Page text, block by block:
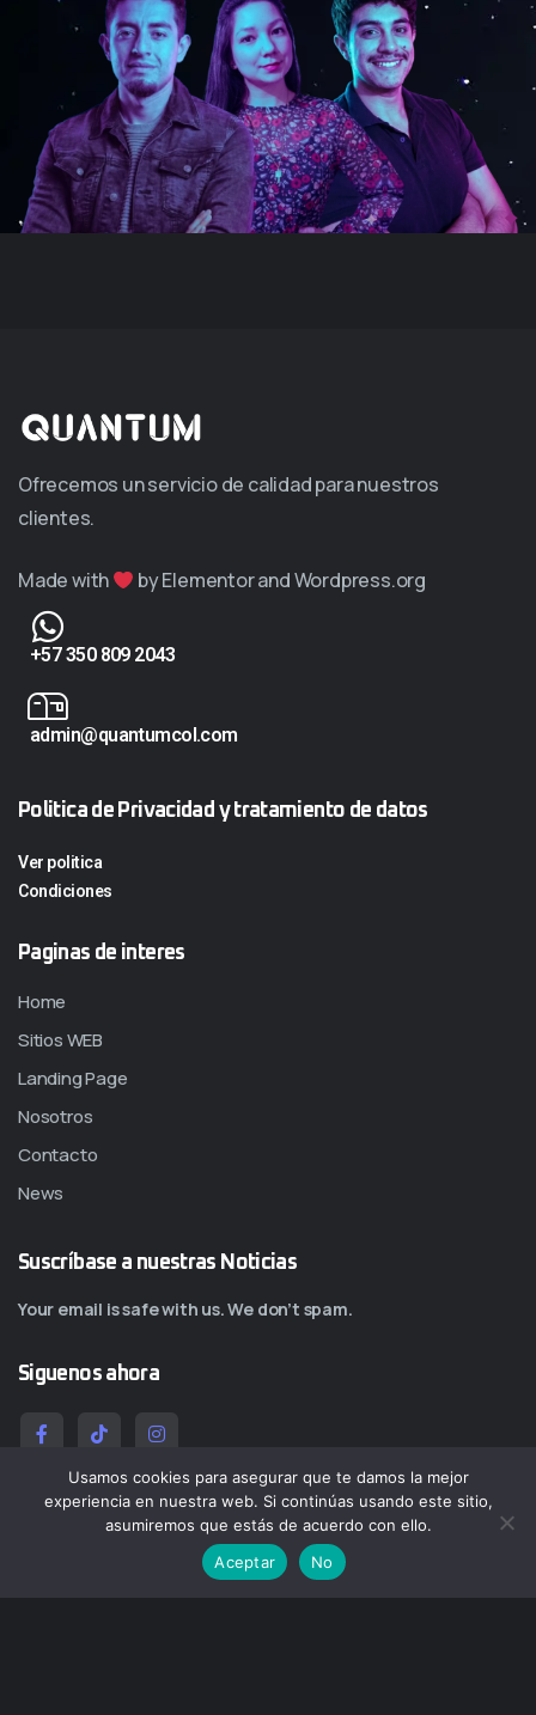
Ofrecemos un servicio de calidad para nuestros
clientes.
Made with by Elementor and Wordpress.org
+57 350 809 2043
admin@quantumcol.com
Politica de Privacidad y tratamiento de datos
Ver politica
Condiciones
Paginas de interes
Home
Sitios WEB
Landing Page
Nosotros
Contacto
News
Suscríbase a nuestras Noticias
Your email is safe with us. We don’t spam.
Siguenos ahora
Usamos cookies para asegurar que te damos la mejor
experiencia en nuestra web. Si continúas usando este sitio,
asumiremos que estás de acuerdo con ello.
Aceptar
No